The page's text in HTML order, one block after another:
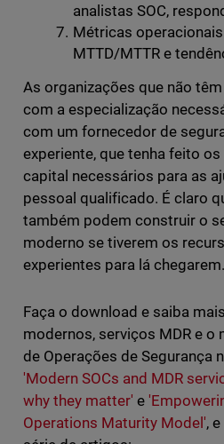
analistas SOC,
Métricas
MTTD/MTTR e
As organizações que não
com a especialização
com um fornecedor de
experiente, que tenha feito
capital necessários para as
pessoal qualificado. É claro
também podem construir o
moderno se tiverem os
experientes para lá chegarem.
Faça o download e saiba
modernos, serviços MDR e
de Operações de Segurança
'Modern SOCs and MDR
why they matter' e
Operations Maturity Model',